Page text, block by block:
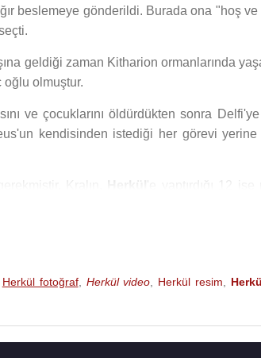
beslemeye gönderildi. Burada ona "hoş
geldiği zaman Kitharion ormanlarında
oğlu olmuştur.
ve çocuklarını öldürdükten sonra
kendisinden istediği her görevi yerine
sözünü yerine getirmeyen Troya kralı
Tanrılara yardım eder, bu savaş sırasında
Herkül fotoğraf, Herkül video Herkül resim